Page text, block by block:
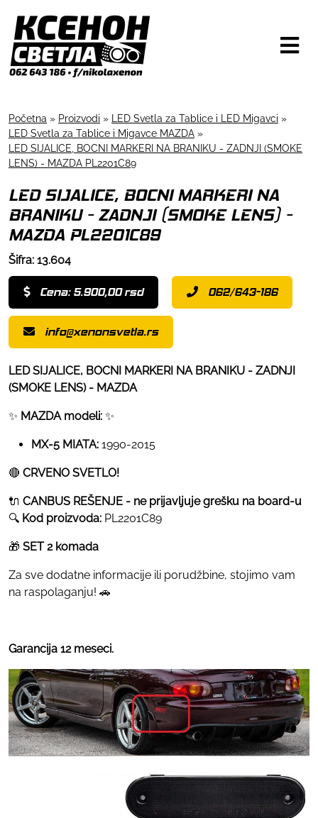
Početna » Proizvodi » LED Svetla za Tablice i LED Migavci »
LED Svetla za Tablice i Migavce MAZDA »
LED SIJALICE, BOCNI MARKERI NA BRANIKU - ZADNJI (SMOKE
LENS) - MAZDA PL2201C89
LED SIJALICE, BOCNI MARKERI NA
BRANIKU - ZADNJI (SMOKE LENS) -
MAZDA PL2201C89
Šifra: 13.604
Cena: 5.900,00 rsd 062/643-186
info@xenonsvetla.rs
LED SIJALICE, BOCNI MARKERI NA BRANIKU - ZADNJI
(SMOKE LENS) - MAZDA
✨ MAZDA modeli: ✨
MX-5 MIATA: 1990-2015
🔴 CRVENO SVETLO!
🔌 CANBUS REŠENJE - ne prijavljuje grešku na board-u
🔍 Kod proizvoda: PL2201C89
🎁 SET 2 komada
Za sve dodatne informacije ili porudžbine, stojimo vam
na raspolaganju! 🚗
Garancija 12 meseci.